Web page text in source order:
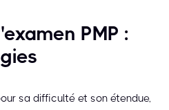
PMP :
sa difficulté et son étendue,